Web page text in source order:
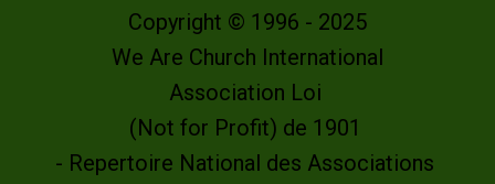
Copyright © 1996 - 2025
We Are Church International
Association Loi
(Not for Profit) de 1901
- Repertoire National des Associations